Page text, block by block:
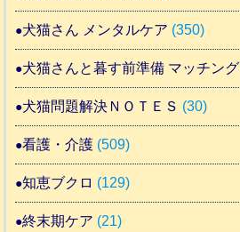
犬猫さん メンタルケア (350)
犬猫さんと暮す前準備 マッチング
犬猫問題解決ＮＯＴＥＳ (30)
看護・介護 (509)
知恵ブクロ (129)
終末期ケア (21)